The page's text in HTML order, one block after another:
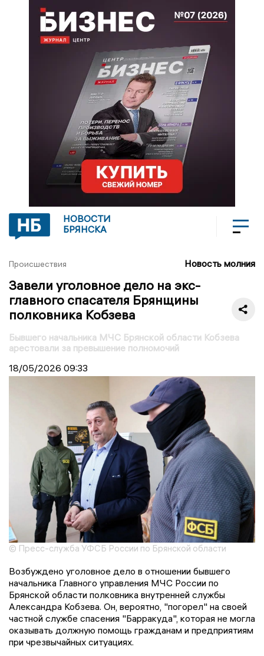
НОВОСТИ
БРЯНСКА
Происшествия Новость молния
Завели уголовное дело на экс-
главного спасателя Брянщины
полковника Кобзева
Бывшего начальника МЧС Брянской области Кобзева
арестовали за превышение полномочий
18/05/2026 09:33
© Пресс-служба УФСБ России по Брянской области
Возбуждено уголовное дело в отношении бывшего
начальника Главного управления МЧС России по
Брянской области полковника внутренней службы
Александра Кобзева. Он, вероятно, "погорел" на своей
частной службе спасения "Барракуда", которая не могла
оказывать должную помощь гражданам и предприятиям
при чрезвычайных ситуациях.